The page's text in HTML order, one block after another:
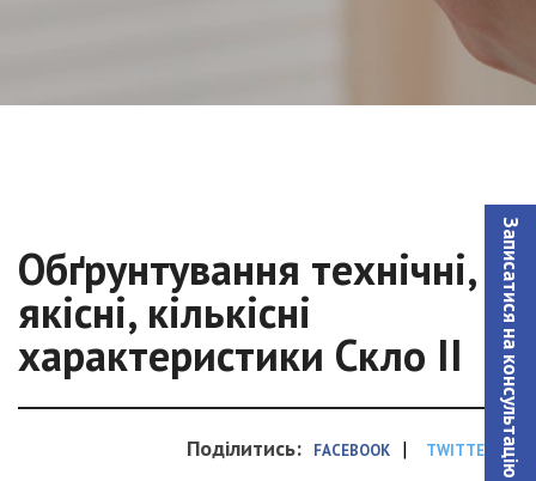
Записатися на консультацiю
Обґрунтування технічні,
якісні, кількісні
характеристики Скло ІІ
Поділитись: FACEBOOK | TWITTER